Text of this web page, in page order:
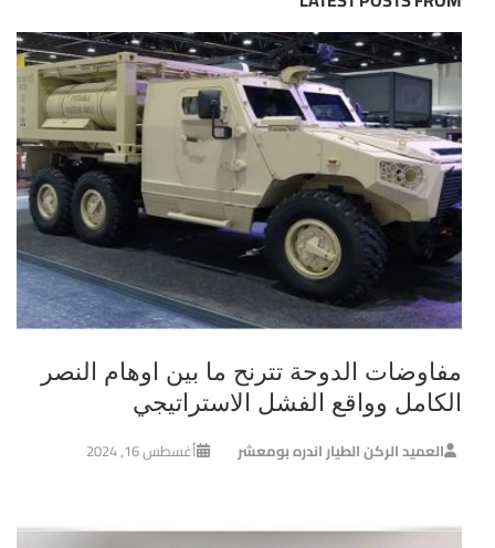
مفاوضات الدوحة تترنح ما بين اوهام النصر
الكامل وواقع الفشل الاستراتيجي
العميد الركن الطيار اندره بومعشر أغسطس 16, 2024